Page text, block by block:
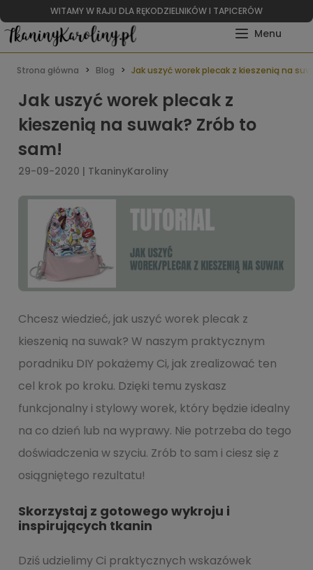
WITAMY W RAJU DLA RĘKODZIELNIKÓW I TAPICERÓW
Strona główna Blog Jak uszyć worek plecak z kieszenią na
Jak uszyć worek plecak z
kieszenią na suwak? Zrób to
sam!
29-09-2020 | TkaninyKaroliny
Chcesz wiedzieć, jak uszyć worek plecak z
kieszenią na suwak? W naszym praktycznym
poradniku DIY pokażemy Ci, jak zrealizować ten
cel krok po kroku. Dzięki temu zyskasz
funkcjonalny i stylowy worek, który będzie idealny
na co dzień lub na wyprawy. Nie potrzeba do tego
doświadczenia w szyciu. Zrób to sam i ciesz się z
osiągniętego rezultatu!
Skorzystaj z gotowego wykroju i
inspirujących tkanin
Dziś udzielimy Ci praktycznych wskazówek